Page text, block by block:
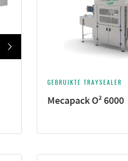
GEBRUIKTE TRAYSEALER
Mecapack O² 6000